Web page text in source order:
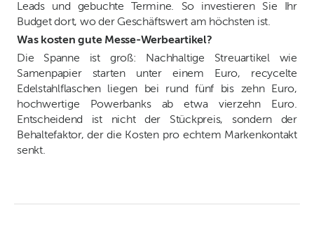
Leads und gebuchte Termine. So investieren Sie Ihr
Budget dort, wo der Geschäftswert am höchsten ist.
Was kosten gute Messe-Werbeartikel?
Die Spanne ist groß: Nachhaltige Streuartikel wie
Samenpapier starten unter einem Euro, recycelte
Edelstahlflaschen liegen bei rund fünf bis zehn Euro,
hochwertige Powerbanks ab etwa vierzehn Euro.
Entscheidend ist nicht der Stückpreis, sondern der
Behaltefaktor, der die Kosten pro echtem Markenkontakt
senkt.